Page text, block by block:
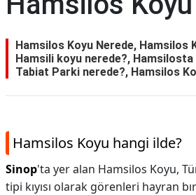
SAĞLIK
Hamsilos Koyu Nerede, Hamsilos
Hamsili koyu nerede?,
Tabiat Parki nerede?, Hamsilos
Hamsilos Koyu hangi ilde?
Sinop'ta yer alan Hamsilos Koyu,
tipi kıyısı olarak görenleri hayran